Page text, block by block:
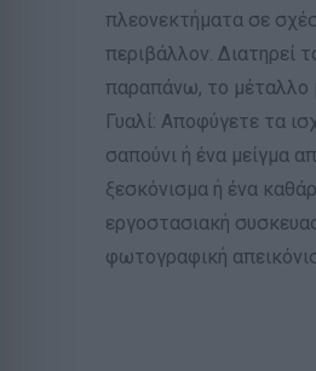
πλεονεκτήματα σε
περιβάλλον. Διατηρεί
παραπάνω, το μέταλλο
Γυαλί: Αποφύγετε τα
σαπούνι ή ένα μείγμα
ξεσκόνισμα ή ένα
εργοστασιακή
φωτογραφική